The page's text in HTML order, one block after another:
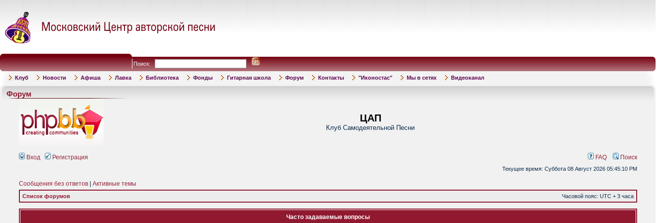
Поиск:
Клуб Новости Афиша Лавка Библиотека Фонды Гитарная школа Форум Контакты "Иконостас" Мы в сетях Видеоканал
Форум
ЦАП
Клуб Самодеятельной Песни
Вход Регистрация FAQ Поиск
Текущее время: Суббота 08 Август 2026 05:45:10 PM
Сообщения без ответов Активные темы
Список форумов Часовой пояс: UTC + 3 часа
Часто задаваемые вопросы